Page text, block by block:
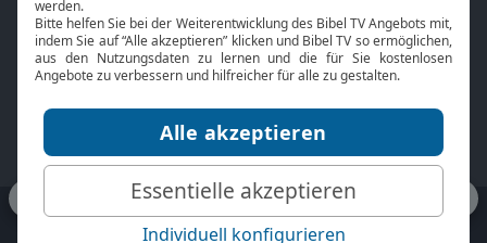
Über uns
Jobs
Mediadaten
Kontakt
TV-Empfang
bibeltv.de: Impressum
Datenschutz
Nutzungsbedingungen
Fakten Bibel TV App